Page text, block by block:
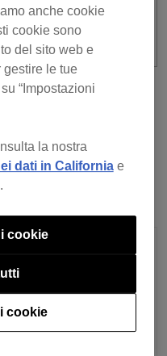
Torna all'elenco
anche cookie
cookie sono
del sito web e
gestire le tue
“Impostazioni
la nostra
dati in Californiae
.
cookie
cookie